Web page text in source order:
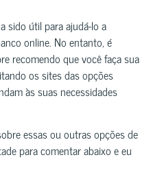
sido útil para ajudá-lo a
online. No entanto, é
recomendo que você faça sua
os sites das opções
às suas necessidades
essas ou outras opções de
para comentar abaixo e eu